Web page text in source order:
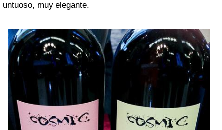
untuoso, muy elegante.